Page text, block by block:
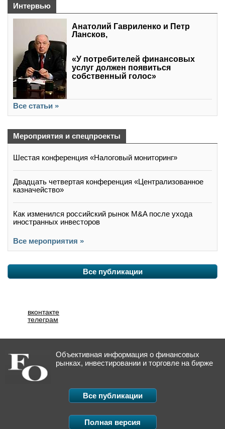
Интервью
Анатолий Гавриленко и Петр
Лансков,
«У потребителей финансовых
услуг должен появиться
собственный голос»
Все статьи »
Мероприятия и спецпроекты
Шестая конференция «Налоговый мониторинг»
Двадцать четвертая конференция «Централизованное
казначейство»
Как изменился российский рынок M&A после ухода
иностранных инвесторов
Все мероприятия »
Все публикации
вконтакте
телеграм
Объективная информация о финансовых
рынках, инвестировании и торговле на бирже
Все публикации
Полная версия